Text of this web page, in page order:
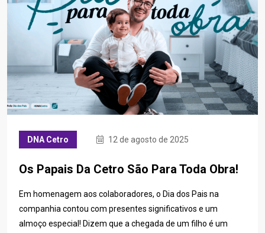
DNA Cetro 12 de agosto de 2025
Os Papais Da Cetro São Para Toda Obra!
Em homenagem aos colaboradores, o Dia dos Pais na
companhia contou com presentes significativos e um
almoço especial! Dizem que a chegada de um filho é um